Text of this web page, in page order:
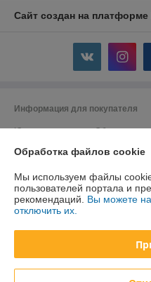
Сайт создан на платформе
Информация для покупателя
Юридическое лицо:Общество с
2200015, Республика Беларусь,
Регистрационный номер ЕГР:
УНП: 193042313
Дата регистрации компании:
Обработка файлов cookie
Мы используем файлы
пользователей портала и
рекомендаций. Вы можете
отключить их.